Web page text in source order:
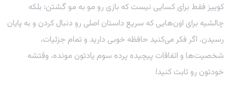
کوییز فقط برای کسایی نیست که بازی رو مو به مو گشتن؛ بلکه
چالشیه برای اون‌هایی که سریع داستان اصلی رو دنبال کردن و به پایان
رسیدن. اگر فکر می‌کنید حافظه خوبی دارید و تمام جزئیات،
شخصیت‌ها و اتفاقات پیچیده پرده سوم یادتون مونده، وقتشه
خودتون رو ثابت کنید!